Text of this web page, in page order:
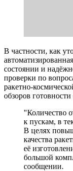
В частности, как
состоянии и
проверки по
ракетно-
обзоров
"Количество
к пускам, в
В целях
качества
её
большой
сообщении.